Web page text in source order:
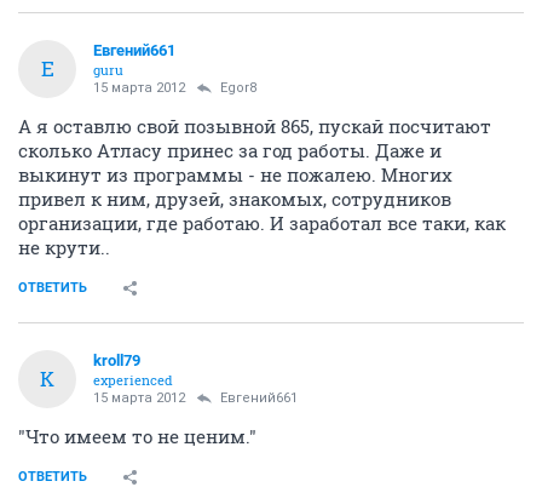
Е
Евгений661
guru
15 марта 2012 Egor8
А я оставлю свой позывной 865, пускай посчитают
сколько Атласу принес за год работы. Даже и
выкинут из программы - не пожалею. Многих
привел к ним, друзей, знакомых, сотрудников
организации, где работаю. И заработал все таки, как
не крути..
ОТВЕТИТЬ
K
kroll79
experienced
15 марта 2012 Евгений661
"Что имеем то не ценим."
ОТВЕТИТЬ